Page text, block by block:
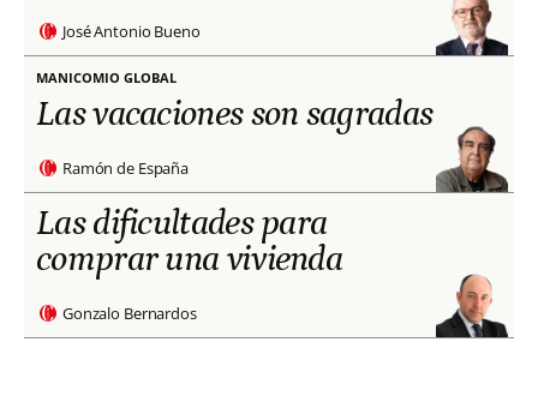
José Antonio Bueno
MANICOMIO GLOBAL
Las vacaciones son sagradas
Ramón de España
Las dificultades para
comprar una vivienda
Gonzalo Bernardos